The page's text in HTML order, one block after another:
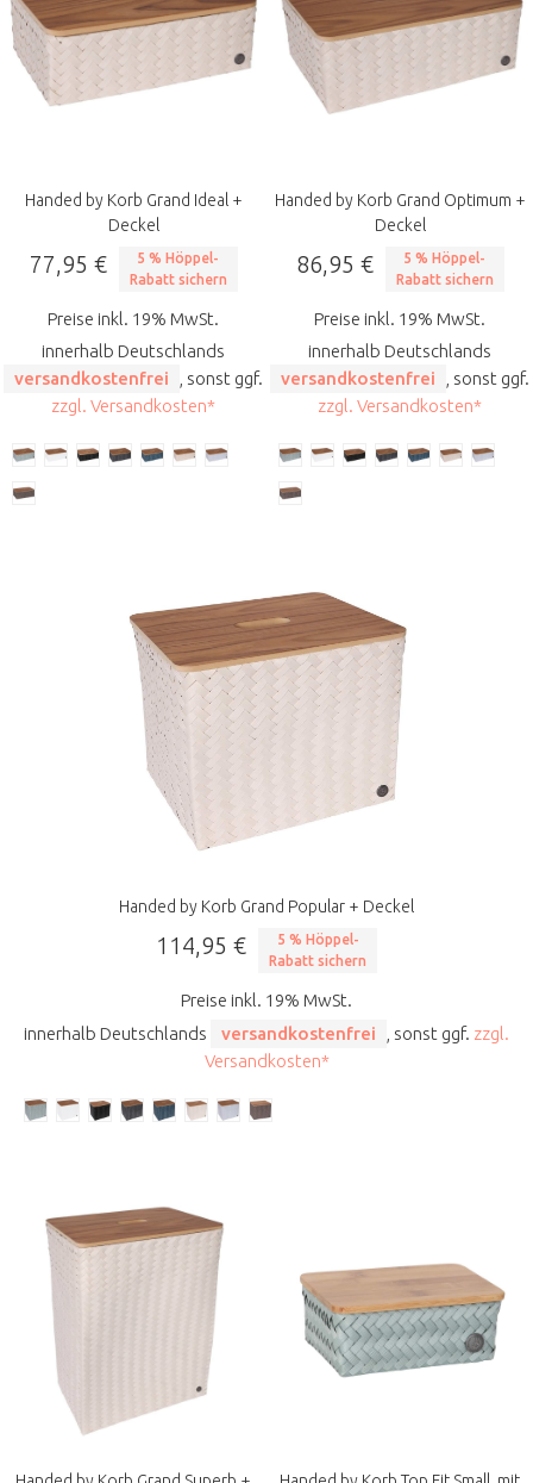
Handed by Korb Grand Ideal +
Deckel
77,95 €
5 % Höppel-
Rabatt sichern
Preise inkl. 19% MwSt.
innerhalb Deutschlands
versandkostenfrei
, sonst ggf.
zzgl. Versandkosten*
Handed by Korb Grand Optimum +
Deckel
86,95 €
5 % Höppel-
Rabatt sichern
Preise inkl. 19% MwSt.
innerhalb Deutschlands
versandkostenfrei
, sonst ggf.
zzgl. Versandkosten*
Handed by Korb Grand Popular + Deckel
114,95 €
5 % Höppel-
Rabatt sichern
Preise inkl. 19% MwSt.
innerhalb Deutschlands
versandkostenfrei , sonst ggf. zzgl.
Versandkosten*